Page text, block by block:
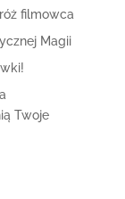
filmowca
Magii
Twoje